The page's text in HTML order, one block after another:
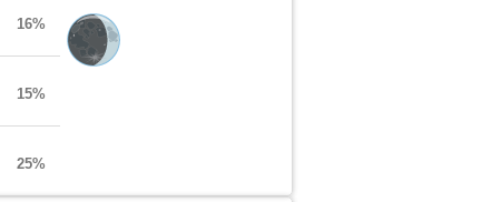
16%
15%
25%